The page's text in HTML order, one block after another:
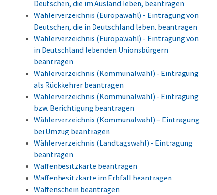
Deutschen, die im Ausland leben, beantragen
Wählerverzeichnis (Europawahl) - Eintragung von
Deutschen, die in Deutschland leben, beantragen
Wählerverzeichnis (Europawahl) - Eintragung von
in Deutschland lebenden Unionsbürgern
beantragen
Wählerverzeichnis (Kommunalwahl) - Eintragung
als Rückkehrer beantragen
Wählerverzeichnis (Kommunalwahl) - Eintragung
bzw. Berichtigung beantragen
Wählerverzeichnis (Kommunalwahl) – Eintragung
bei Umzug beantragen
Wählerverzeichnis (Landtagswahl) - Eintragung
beantragen
Waffenbesitzkarte beantragen
Waffenbesitzkarte im Erbfall beantragen
Waffenschein beantragen